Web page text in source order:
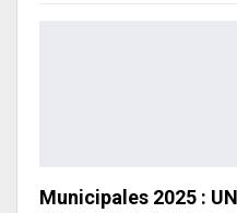
Municipales 2025 :